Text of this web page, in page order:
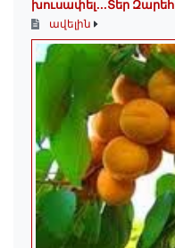
խուսափել․․․Տեր Զարեհ
ավելին